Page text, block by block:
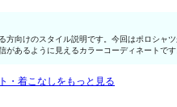
向けのスタイル説明です。今回はポロシ
あるように見えるカラーコーディネートです
・着こなしをもっと見る